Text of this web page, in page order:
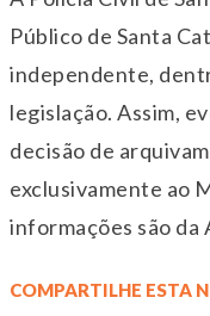
Público de Santa
independente,
legislação. Assim,
decisão de
exclusivamente ao
informações são da
COMPARTILHE ESTA